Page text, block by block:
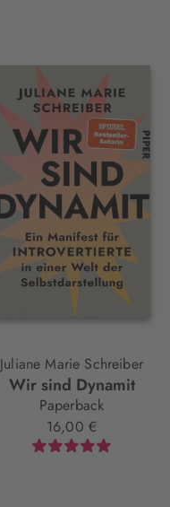
Juliane Marie Schreiber
Wir sind Dynamit
Paperback
16,00 €